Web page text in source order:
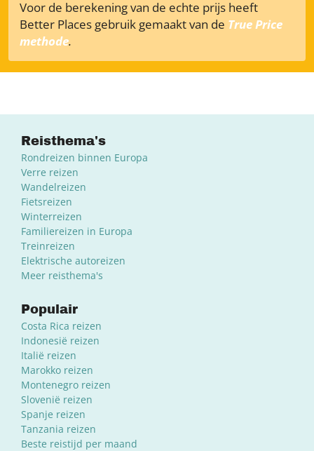
Voor de berekening van de echte prijs heeft
Better Places gebruik gemaakt van de True Price
methode.
Reisthema's
Rondreizen binnen Europa
Verre reizen
Wandelreizen
Fietsreizen
Winterreizen
Familiereizen in Europa
Treinreizen
Elektrische autoreizen
Meer reisthema's
Populair
Costa Rica reizen
Indonesië reizen
Italië reizen
Marokko reizen
Montenegro reizen
Slovenië reizen
Spanje reizen
Tanzania reizen
Beste reistijd per maand